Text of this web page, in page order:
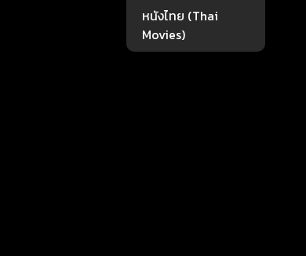
หนังไทย (Thai
Movies)